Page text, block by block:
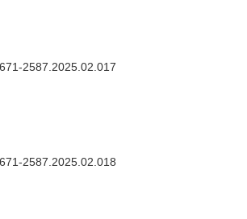
2587.2025.02.017
2587.2025.02.018